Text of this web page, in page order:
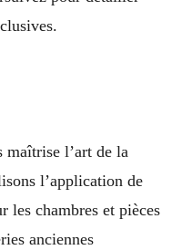
maîtrise l’art de la
l’application de
les chambres et pièces
anciennes